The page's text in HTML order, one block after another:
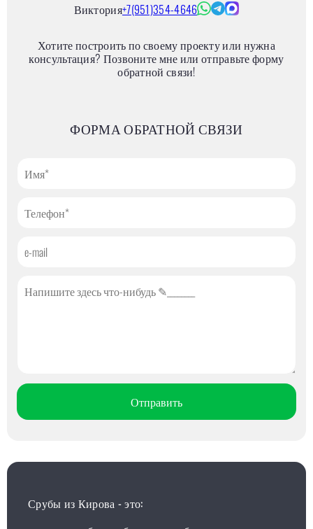
Виктория+7(951)354-4646
Хотите построить по своему проекту или нужна
консультация? Позвоните мне или отправьте форму
обратной связи!
ФОРМА ОБРАТНОЙ СВЯЗИ
Срубы из Кирова - это: